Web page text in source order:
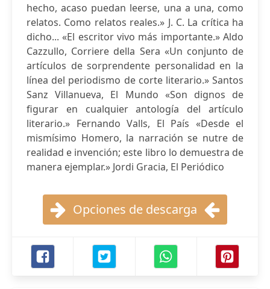
hecho, acaso puedan leerse, una a una, como
relatos. Como relatos reales.» J. C. La crítica ha
dicho... «El escritor vivo más importante.» Aldo
Cazzullo, Corriere della Sera «Un conjunto de
artículos de sorprendente personalidad en la
línea del periodismo de corte literario.» Santos
Sanz Villanueva, El Mundo «Son dignos de
figurar en cualquier antología del artículo
literario.» Fernando Valls, El País «Desde el
mismísimo Homero, la narración se nutre de
realidad e invención; este libro lo demuestra de
manera ejemplar.» Jordi Gracia, El Periódico
Opciones de descarga